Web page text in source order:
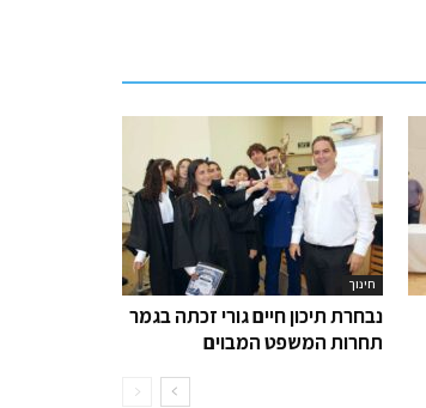
חינוך
נבחרת תיכון חיים גורי זכתה בגמר
תחרות המשפט המבוים